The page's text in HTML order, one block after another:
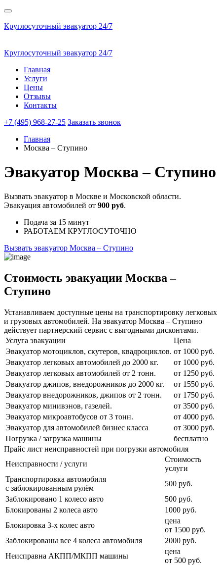
Круглосуточный эвакуатор 24/7
Круглосуточный эвакуатор 24/7
Главная
Услуги
Цены
Отзывы
Контакты
+7 (495) 968-27-25 Заказать звонок
Главная
Москва – Ступино
Эвакуатор Москва – Ступино
Вызвать эвакуатор в Москве и Московской области.
Эвакуация автомобилей от 900 руб.
Подача за 15 минут
РАБОТАЕМ КРУГЛОСУТОЧНО
Вызвать эвакуатор Москва – Ступино
Стоимость эвакуации Москва –
Ступино
Устанавливаем доступные цены на транспортировку легковых
и грузовых автомобилей. На эвакуатор Москва – Ступино
действует партнерский сервис с выгодными дисконтами.
Услуга эвакуации
Цена
Эвакуатор мотоциклов, скутеров, квадроциклов. от 1000 руб.
Эвакуатор легковых автомобилей до 2000 кг.
от 1000 руб.
Эвакуатор легковых автомобилей от 2 тонн.
от 1250 руб.
Эвакуатор джипов, внедорожников до 2000 кг.
от 1550 руб.
Эвакуатор внедорожников, джипов от 2 тонн.
от 1750 руб.
Эвакуатор минивэнов, газелей.
от 3500 руб.
Эвакуатор микроавтобусов от 3 тонн.
от 4000 руб.
Эвакуатор для автомобилей бизнес класса
от 3000 руб.
Погрузка / загрузка машины
бесплатно
Прайс лист неисправностей при погрузки автомобиля
Неисправности / услуги
Стоимость
услуги
Транспортировка автомобиля
с заблокированным рулём
500 руб.
Заблокировано 1 колесо авто
500 руб.
Блокированы 2 колеса авто
1000 руб.
Блокировка 3-х колес авто
цена
от 1500 руб.
Заблокированы все 4 колеса автомобиля
2000 руб.
Неисправна АКПП/МКПП машины
цена
от 500 руб.